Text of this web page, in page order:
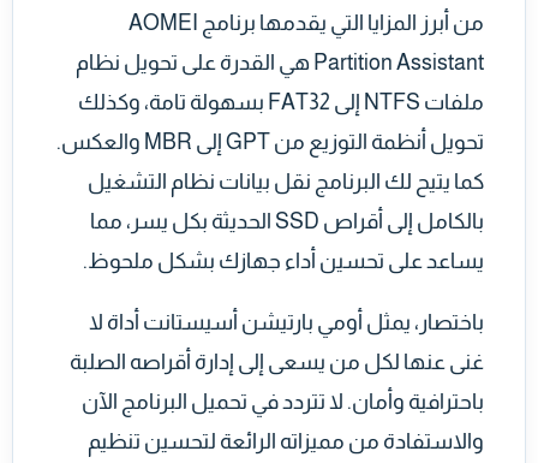
من أبرز المزايا التي يقدمها برنامج AOMEI
Partition Assistant هي القدرة على تحويل نظام
ملفات NTFS إلى FAT32 بسهولة تامة، وكذلك
تحويل أنظمة التوزيع من GPT إلى MBR والعكس.
كما يتيح لك البرنامج نقل بيانات نظام التشغيل
بالكامل إلى أقراص SSD الحديثة بكل يسر، مما
يساعد على تحسين أداء جهازك بشكل ملحوظ.
باختصار، يمثل أومي بارتيشن أسيستانت أداة لا
غنى عنها لكل من يسعى إلى إدارة أقراصه الصلبة
باحترافية وأمان. لا تتردد في تحميل البرنامج الآن
والاستفادة من مميزاته الرائعة لتحسين تنظيم